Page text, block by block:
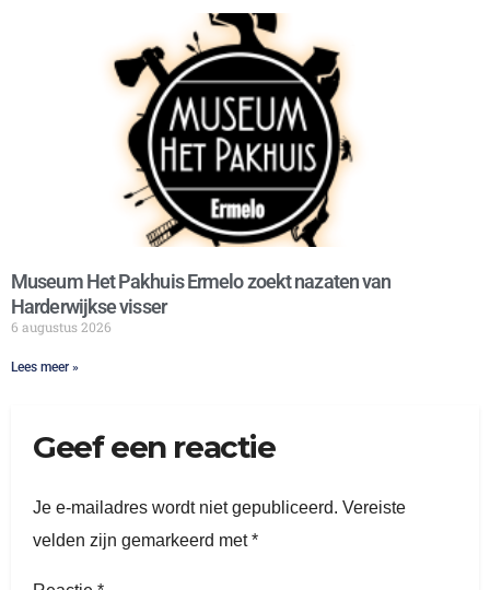
Museum Het Pakhuis Ermelo zoekt nazaten van
Harderwijkse visser
6 augustus 2026
Lees meer »
Geef een reactie
Je e-mailadres wordt niet gepubliceerd. Vereiste
velden zijn gemarkeerd met*